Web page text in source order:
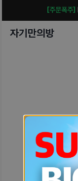
[주문폭주]
자기만의방